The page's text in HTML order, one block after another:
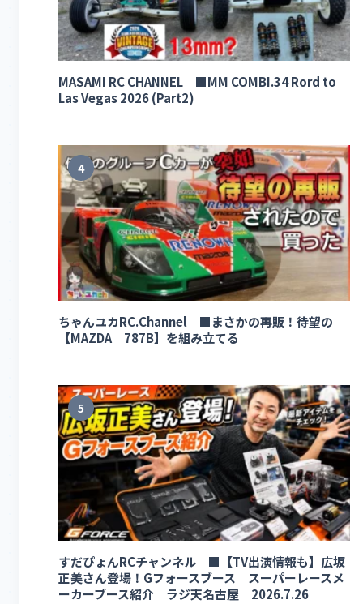
MASAMI RC CHANNEL ■MM COMBI.34 Rord to
Las Vegas 2026 (Part2)
4
ちゃんユカRC.Channel ■まさかの再販！待望の
【MAZDA 787B】を組み立てる
5
すだぴょんRCチャンネル ■【TV出演情報も】広坂
正美さん登場！Gフォースブース スーパーレースメ
ーカーブース紹介 ラジ天名古屋 2026.7.26